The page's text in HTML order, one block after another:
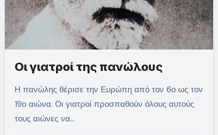
Οι γιατροί της πανώλους
Η πανώλης θέρισε την Ευρώπη από τον 6ο ως τον
19ο αιώνα. Οι γιατροί προσπαθούν όλους αυτούς
τους αιώνες να…